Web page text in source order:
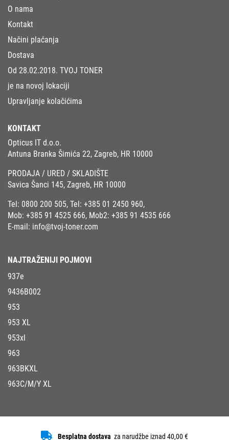
O nama
Kontakt
Načini plaćanja
Dostava
Od 28.02.2018. TVOJ TONER
je na novoj lokaciji
Upravljanje kolačićima
KONTAKT
Opticus IT d.o.o.
Antuna Branka Šimića 22, Zagreb, HR 10000
PRODAJA / URED / SKLADIŠTE
Savica Šanci 145, Zagreb, HR 10000
Tel: 0800 200 505, Tel: +385 01 2450 960,
Mob: +385 91 4525 666, Mob2: +385 91 4535 666
E-mail: info@tvoj-toner.com
NAJTRAŽENIJI POJMOVI
937e
9436B002
953
953 XL
953xl
963
963BKXL
963C/M/Y XL
Besplatna dostava za narudžbe iznad 40,00 €